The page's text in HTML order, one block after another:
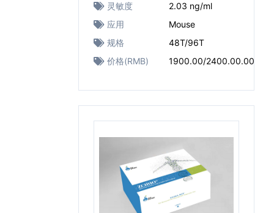
灵敏度
2.03 ng/ml
应用
Mouse
规格
48T/96T
价格(RMB)
1900.00/2400.00.00